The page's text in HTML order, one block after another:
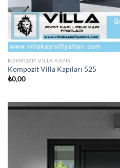
KOMPOZIT VILLA KAPISI
Kompozit Villa Kapıları 525
₺0,00